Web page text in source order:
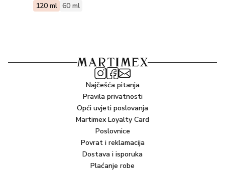
120 ml 60 ml
Najčešća pitanja
Pravila privatnosti
Opći uvjeti poslovanja
Martimex Loyalty Card
Poslovnice
Povrat i reklamacija
Dostava i isporuka
Plaćanje robe